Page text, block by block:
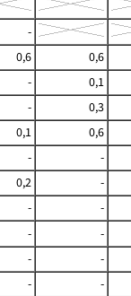
-
0,6 0,6
- 0,1
- 0,3
0,1 0,6
- -
0,2 -
- -
- -
- -
- -